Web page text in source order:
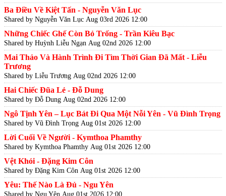
Ba Điều Về Kiệt Tấn - Nguyễn Văn Lục
Shared by Nguyễn Văn Lục Aug 03rd 2026 12:00
Những Chiếc Ghế Còn Bỏ Trống - Trần Kiêu Bạc
Shared by Huỳnh Liễu Ngạn Aug 02nd 2026 12:00
Mai Thảo Và Hành Trình Đi Tìm Thời Gian Đã Mất - Liễu
Trương
Shared by Liễu Trương Aug 02nd 2026 12:00
Hai Chiếc Đũa Lẻ - Đỗ Dung
Shared by Đỗ Dung Aug 02nd 2026 12:00
Ngô Tịnh Yên – Lục Bát Đi Qua Một Nỗi Yên - Vũ Đình Trọng
Shared by Vũ Đình Trọng Aug 01st 2026 12:00
Lời Cuối Về Người - Kymthoa Phamthy
Shared by Kymthoa Phamthy Aug 01st 2026 12:00
Vệt Khói - Đặng Kim Côn
Shared by Đặng Kim Côn Aug 01st 2026 12:00
Yêu: Thế Nào Là Đủ - Ngu Yên
Shared by Ngu Yên Aug 01st 2026 12:00